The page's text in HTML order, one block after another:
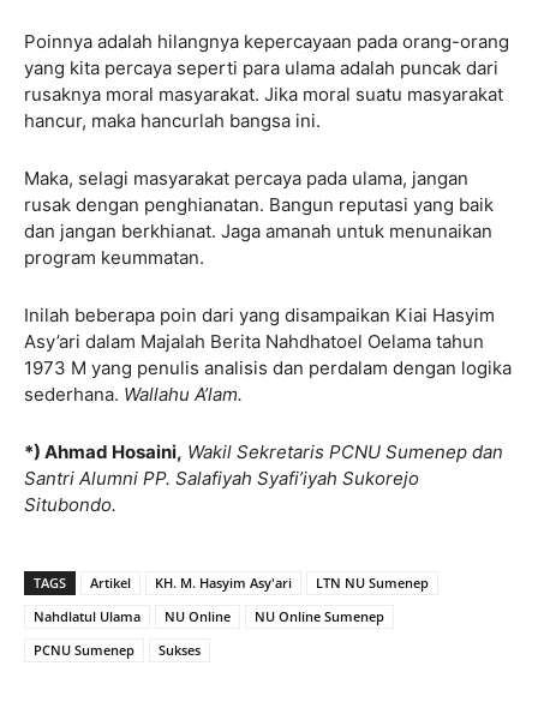
Poinnya adalah hilangnya kepercayaan pada orang-orang
yang kita percaya seperti para ulama adalah puncak dari
rusaknya moral masyarakat. Jika moral suatu masyarakat
hancur, maka hancurlah bangsa ini.
Maka, selagi masyarakat percaya pada ulama, jangan
rusak dengan penghianatan. Bangun reputasi yang baik
dan jangan berkhianat. Jaga amanah untuk menunaikan
program keummatan.
Inilah beberapa poin dari yang disampaikan Kiai Hasyim
Asy’ari dalam Majalah Berita Nahdhatoel Oelama tahun
1973 M yang penulis analisis dan perdalam dengan logika
sederhana. Wallahu A’lam.
*) Ahmad Hosaini, Wakil Sekretaris PCNU Sumenep dan
Santri Alumni PP. Salafiyah Syafi’iyah Sukorejo
Situbondo.
TAGS Artikel KH. M. Hasyim Asy'ari
LTN NU Sumenep
Nahdlatul Ulama
NU Online
NU Online Sumenep
PCNU Sumenep
Sukses